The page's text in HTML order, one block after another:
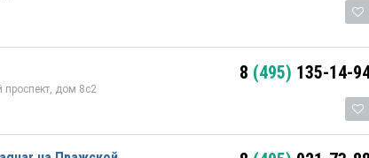
дом 8с2
8 (495) 135-14-